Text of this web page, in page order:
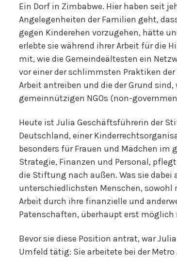
Ein Dorf in Zimbabwe. Hier haben seit
Angelegenheiten der Familien geht,
gegen Kinderehen vorzugehen, hätte
erlebte sie während ihrer Arbeit für die
mit, wie die Gemeindeältesten ein
vor einer der schlimmsten Praktiken
Arbeit antreiben und die der Grund
gemeinnützigen NGOs (non-
Heute ist Julia Geschäftsführerin der
Deutschland, einer
besonders für Frauen und Mädchen im
Strategie, Finanzen und Personal,
die Stiftung nach außen. Was sie
unterschiedlichsten Menschen,
Arbeit durch ihre finanzielle und
Patenschaften, überhaupt erst möglich
Bevor sie diese Position antrat, war
Umfeld tätig: Sie arbeitete bei der